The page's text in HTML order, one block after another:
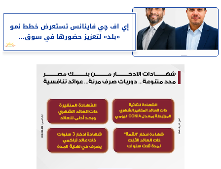
إي اف چي فاينانس تستعرض خطط نمو
«بلد» لتعزيز حضورها في سوق...